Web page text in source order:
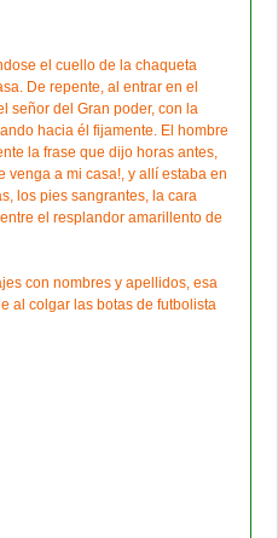
el cuello de la chaqueta
De repente, al entrar en el
señor del Gran poder, con la
hacia él fijamente. El hombre
la frase que dijo horas antes,
venga a mi casa!, y allí estaba en
los pies sangrantes, la cara
el resplandor amarillento de
con nombres y apellidos, esa
al colgar las botas de futbolista